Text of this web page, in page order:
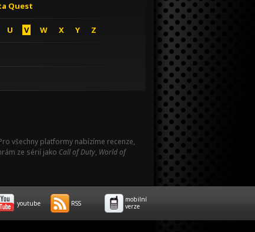
Quest
U V W X Y Z
všechny platformy nabízíme recenze,
ze sérií jako Call of Duty, World of
youtube RSS
mobilní
verze